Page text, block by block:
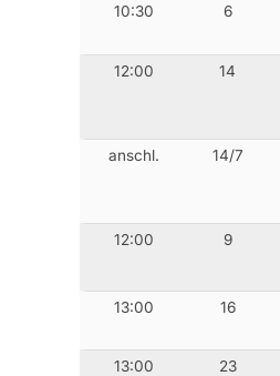
10:30 6
12:00 14
anschl. 14/7
12:00 9
13:00 16
13:00 23